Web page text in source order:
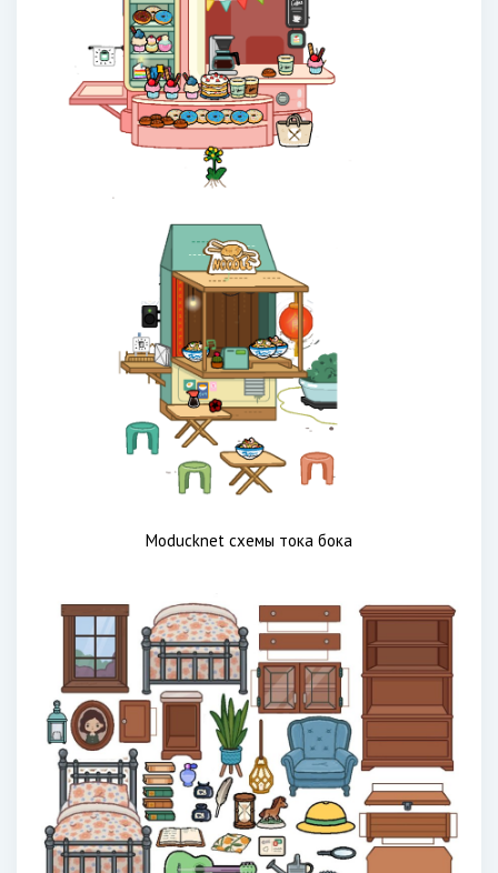
Moducknet схемы тока бока